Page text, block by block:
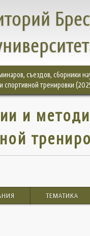
съездов, сборники
тренировки
и
ТЕМАТИКА